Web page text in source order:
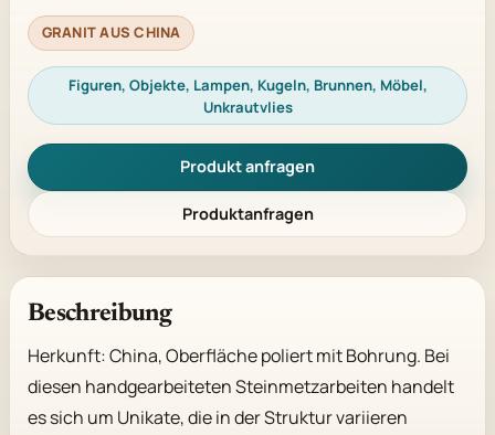
GRANIT AUS CHINA
Figuren, Objekte, Lampen, Kugeln, Brunnen, Möbel,
Unkrautvlies
Produkt anfragen
Produktanfragen
Beschreibung
Herkunft: China, Oberfläche poliert mit Bohrung. Bei
diesen handgearbeiteten Steinmetzarbeiten handelt
es sich um Unikate, die in der Struktur variieren